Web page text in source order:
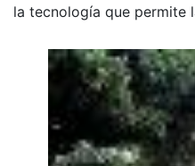
la tecnología que permite